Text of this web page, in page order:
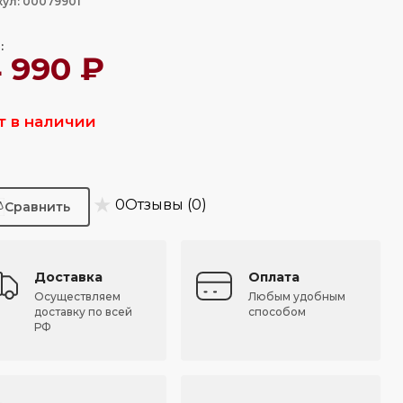
990 ₽
в наличии
★ 0Отзывы (0)
Доставка
Осуществляем
доставку по всей
РФ
Оплата
Любым удобным
способом